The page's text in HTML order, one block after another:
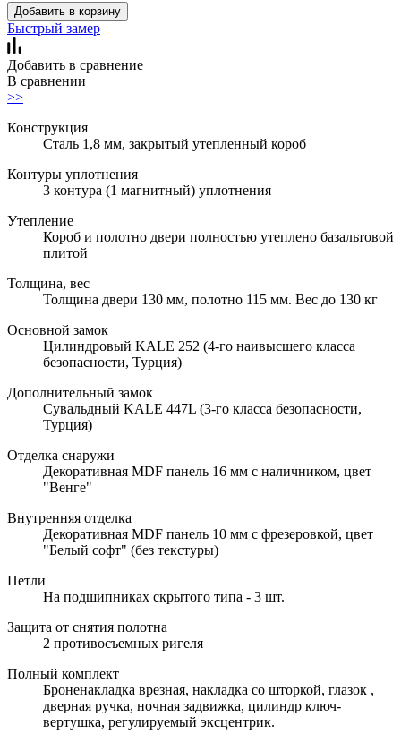
Добавить в корзину
Быстрый замер
Добавить в сравнение
В сравнении
>>
Конструкция
Сталь 1,8 мм, закрытый утепленный короб
Контуры уплотнения
3 контура (1 магнитный) уплотнения
Утепление
Короб и полотно двери полностью утеплено базальтовой
плитой
Толщина, вес
Толщина двери 130 мм, полотно 115 мм. Вес до 130 кг
Основной замок
Цилиндровый KALE 252 (4-го наивысшего класса
безопасности, Турция)
Дополнительный замок
Сувальдный KALE 447L (3-го класса безопасности,
Турция)
Отделка снаружи
Декоративная MDF панель 16 мм с наличником, цвет
"Венге"
Внутренняя отделка
Декоративная MDF панель 10 мм с фрезеровкой, цвет
"Белый софт" (без текстуры)
Петли
На подшипниках скрытого типа - 3 шт.
Защита от снятия полотна
2 противосъемных ригеля
Полный комплект
Броненакладка врезная, накладка со шторкой, глазок ,
дверная ручка, ночная задвижка, цилиндр ключ-
вертушка, регулируемый эксцентрик.